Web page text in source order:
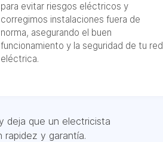
para evitar riesgos eléctricos y
corregimos instalaciones fuera de
norma, asegurando el buen
funcionamiento y la seguridad de tu red
eléctrica.
deja que un electricista
y garantía.